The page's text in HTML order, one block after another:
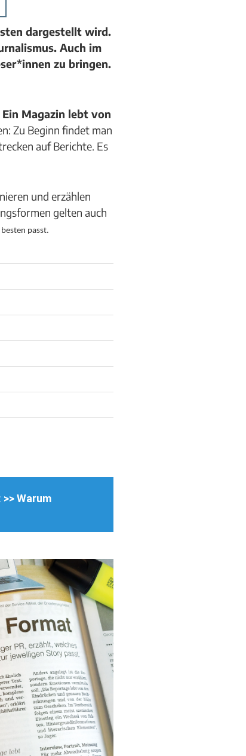
dargestellt wird.
Auch im
zu bringen.
Ein Magazin lebt von
Zu Beginn findet man
auf Berichte. Es
und erzählen
gelten auch
passt.
>> Warum